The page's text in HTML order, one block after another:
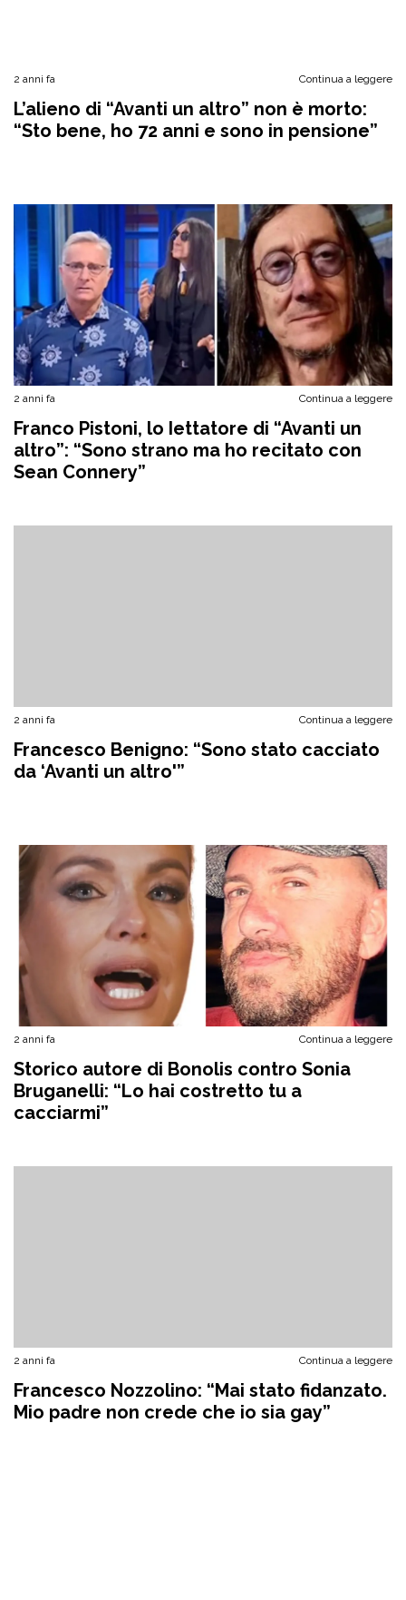
2 anni fa Continua a leggere
L’alieno di “Avanti un altro” non è morto:
“Sto bene, ho 72 anni e sono in pensione”
2 anni fa Continua a leggere
Franco Pistoni, lo Iettatore di “Avanti un
altro”: “Sono strano ma ho recitato con
Sean Connery”
2 anni fa Continua a leggere
Francesco Benigno: “Sono stato cacciato
da ‘Avanti un altro'”
2 anni fa Continua a leggere
Storico autore di Bonolis contro Sonia
Bruganelli: “Lo hai costretto tu a
cacciarmi”
2 anni fa Continua a leggere
Francesco Nozzolino: “Mai stato fidanzato.
Mio padre non crede che io sia gay”